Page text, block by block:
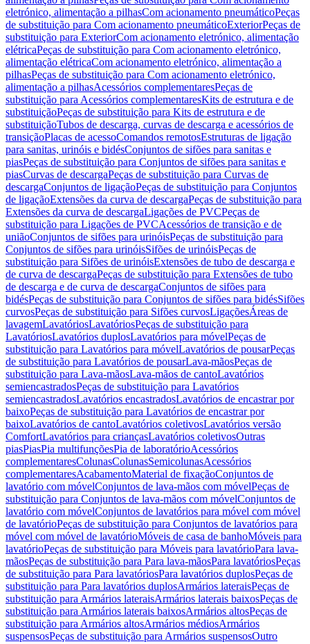
eletrónico, alimentação a pilhasCom acionamento pneumáticoPeças
de substituição para Com acionamento pneumáticoExteriorPeças de
substituição para ExteriorCom acionamento eletrónico, alimentação
elétricaPeças de substituição para Com acionamento eletrónico,
alimentação elétricaCom acionamento eletrónico, alimentação a
pilhasPeças de substituição para Com acionamento eletrónico,
alimentação a pilhasAcessórios complementaresPeças de
substituição para Acessórios complementaresKits de estrutura e de
substituiçãoPeças de substituição para Kits de estrutura e de
substituiçãoTubos de descarga, curvas de descarga e acessórios de
transiçãoPlacas de acessoComandos remotosEstruturas de ligação
para sanitas, urinóis e bidésConjuntos de sifões para sanitas e
piasPeças de substituição para Conjuntos de sifões para sanitas e
piasCurvas de descargaPeças de substituição para Curvas de
descargaConjuntos de ligaçãoPeças de substituição para Conjuntos
de ligaçãoExtensões da curva de descargaPeças de substituição para
Extensões da curva de descargaLigações de PVCPeças de
substituição para Ligações de PVCAcessórios de transição e de
uniãoConjuntos de sifões para urinóisPeças de substituição para
Conjuntos de sifões para urinóisSifões de urinóisPeças de
substituição para Sifões de urinóisExtensões de tubo de descarga e
de curva de descargaPeças de substituição para Extensões de tubo
de descarga e de curva de descargaConjuntos de sifões para
bidésPeças de substituição para Conjuntos de sifões para bidésSifões
curvosPeças de substituição para Sifões curvosLigaçõesÁreas de
lavagemLavatóriosLavatóriosPeças de substituição para
LavatóriosLavatórios duplosLavatórios para móvelPeças de
substituição para Lavatórios para móvelLavatórios de pousarPeças
de substituição para Lavatórios de pousarLava-mãosPeças de
substituição para Lava-mãosLava-mãos de cantoLavatórios
semiencastradosPeças de substituição para Lavatórios
semiencastradosLavatórios encastradosLavatórios de encastrar por
baixoPeças de substituição para Lavatórios de encastrar por
baixoLavatórios de cantoLavatórios coletivosLavatórios versão
ComfortLavatórios para criançasLavatórios coletivosOutras
piasPiasPia multifunçõesPia de laboratórioAcessórios
complementaresColunasColunasSemicolunasAcessórios
complementaresAcabamentoMaterial de fixaçãoConjuntos de
lavatório com móvelConjuntos de lava-mãos com móvelPeças de
substituição para Conjuntos de lava-mãos com móvelConjuntos de
lavatório com móvelConjuntos de lavatórios para móvel com móvel
de lavatórioPeças de substituição para Conjuntos de lavatórios para
móvel com móvel de lavatórioMóveis de casa de banhoMóveis para
lavatórioPeças de substituição para Móveis para lavatórioPara lava-
mãosPeças de substituição para Para lava-mãosPara lavatóriosPeças
de substituição para Para lavatóriosPara lavatórios duplosPeças de
substituição para Para lavatórios duplosArmários lateraisPeças de
substituição para Armários lateraisArmários laterais baixosPeças de
substituição para Armários laterais baixosArmários altosPeças de
substituição para Armários altosArmários médiosArmários
suspensosPeças de substituição para Armários suspensosOutro